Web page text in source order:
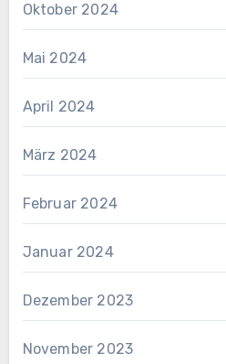
Oktober 2024
Mai 2024
April 2024
März 2024
Februar 2024
Januar 2024
Dezember 2023
November 2023